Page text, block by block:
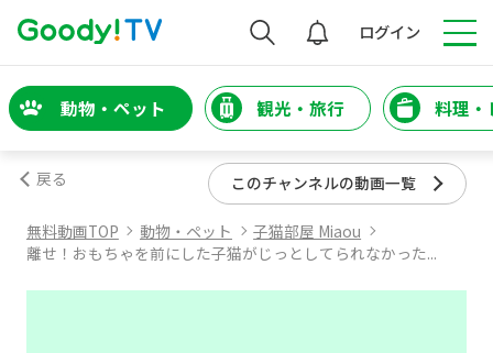
検索 ログイン
動物・ペット 観光・旅行 料理・
戻る このチャンネルの動画一覧
無料動画TOP 動物・ペット
子猫部屋 Miaou
離せ！おもちゃを前にした子猫がじっとしてられなかった...